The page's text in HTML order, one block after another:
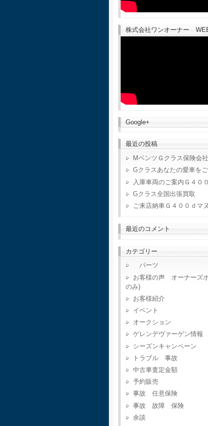
株式会社ワンオーナー
Google+
最近の投稿
MベンツＧクラス保険会
Gクラスあなたの愛車を
入庫車両のご案内Ｇ４０
Gクラス全国出張買取
ご来店納車Ｇ４００ｄマ
最近のコメント
カテゴリー
パーツ
お客様の声 オーナーズ
のみ)
お客様紹介
イベント
オークション
ゲレンデヴァーゲン情報
シーズンキャンペーン
トラブル 事故
中古車査定金額
予約販売
事故 任意保険
事故 故障 保険
余談